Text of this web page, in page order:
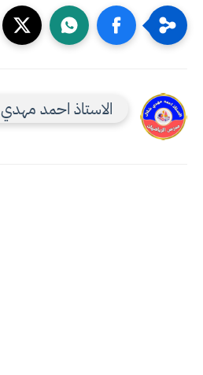
الاستاذ احمد مهدي 1